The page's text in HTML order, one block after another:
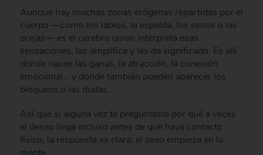
Aunque hay muchas zonas erógenas repartidas por el
cuerpo —como los labios, la espalda, los senos o las
orejas— es el cerebro quien interpreta esas
sensaciones, las amplifica y les da significado. Es allí
donde nacen las ganas, la atracción, la conexión
emocional… y donde también pueden aparecer los
bloqueos o las dudas.
Así que si alguna vez te preguntaste por qué a veces
el deseo llega incluso antes de que haya contacto
físico, la respuesta es clara: el sexo empieza en la